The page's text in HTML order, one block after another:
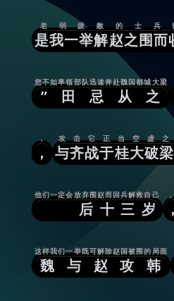
是我一举解赵之围而
老弱疲敝的士兵
”田忌从之
您不如率领部队迅速奔赴魏国都城大梁
，
，
与齐战于桂大破
攻击它正当空虚之
后十三岁
他们一定会放弃围赵而回兵解救自己
，
魏与赵攻韩
这样我们一举既可解除赵国被围的局面